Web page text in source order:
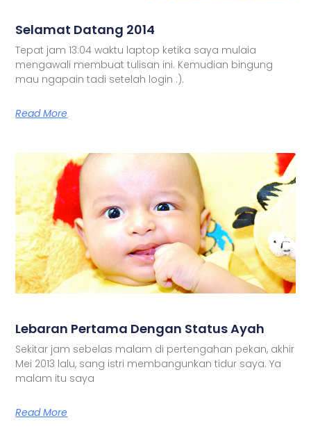
Selamat Datang 2014
Tepat jam 13:04 waktu laptop ketika saya mulaia
mengawali membuat tulisan ini. Kemudian bingung
mau ngapain tadi setelah login :).
Read More
Lebaran Pertama Dengan Status Ayah
Sekitar jam sebelas malam di pertengahan pekan, akhir
Mei 2013 lalu, sang istri membangunkan tidur saya. Ya
malam itu saya
Read More